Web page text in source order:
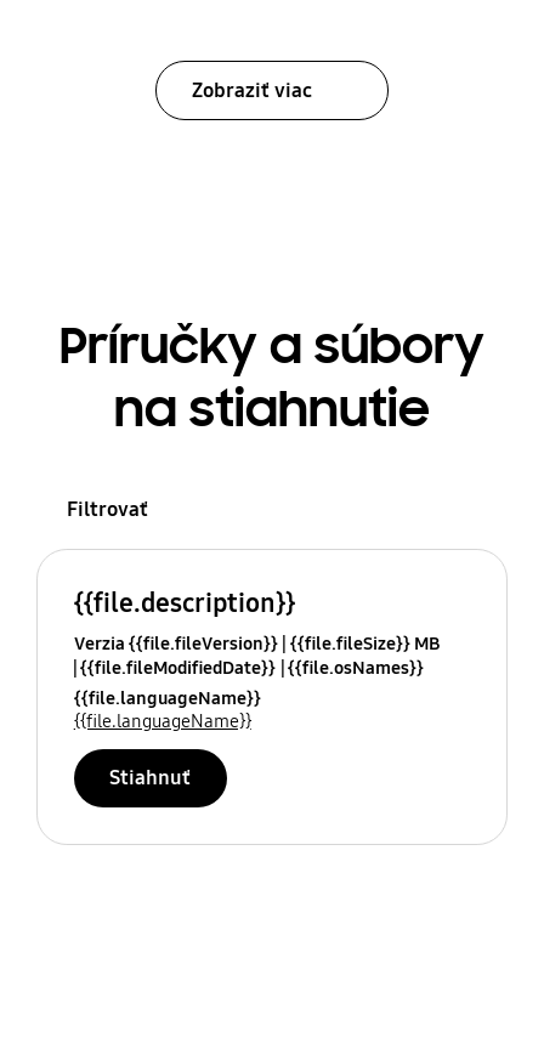
Zobraziť viac
Príručky a súbory
na stiahnutie
Filtrovať
{{file.description}}
Verzia {{file.fileVersion}} {{file.fileSize}} MB
{{file.fileModifiedDate}} {{file.osNames}}
{{file.languageName}}
{{file.languageName}}
Stiahnuť